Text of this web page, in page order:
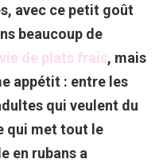
avec ce petit goût
beaucoup de
de plats frais, mais
appétit : entre les
qui veulent du
qui met tout le
en rubans a